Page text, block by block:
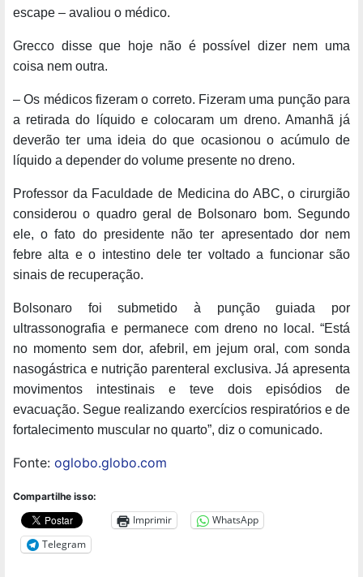
escape – avaliou o médico.
Grecco disse que hoje não é possível dizer nem uma
coisa nem outra.
– Os médicos fizeram o correto. Fizeram uma punção para
a retirada do líquido e colocaram um dreno. Amanhã já
deverão ter uma ideia do que ocasionou o acúmulo de
líquido a depender do volume presente no dreno.
Professor da Faculdade de Medicina do ABC, o cirurgião
considerou o quadro geral de Bolsonaro bom. Segundo
ele, o fato do presidente não ter apresentado dor nem
febre alta e o intestino dele ter voltado a funcionar são
sinais de recuperação.
Bolsonaro foi submetido à punção guiada por
ultrassonografia e permanece com dreno no local. “Está
no momento sem dor, afebril, em jejum oral, com sonda
nasogástrica e nutrição parenteral exclusiva. Já apresenta
movimentos intestinais e teve dois episódios de
evacuação. Segue realizando exercícios respiratórios e de
fortalecimento muscular no quarto”, diz o comunicado.
Fonte: oglobo.globo.com
Compartilhe isso:
Imprimir
WhatsApp
Telegram